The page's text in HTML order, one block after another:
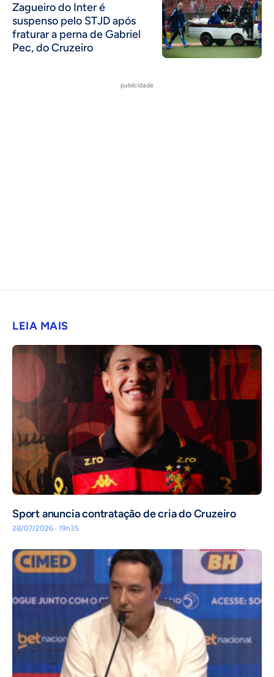
Zagueiro do Inter é
suspenso pelo STJD após
fraturar a perna de Gabriel
Pec, do Cruzeiro
publicidade
LEIA MAIS
Sport anuncia contratação de cria do Cruzeiro
28/07/2026 · 19h35